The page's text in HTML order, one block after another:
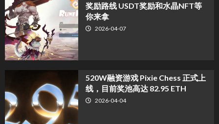
奖励路线 USDT奖励和水晶NFT等
你来拿
2026-04-07
520W融资游戏 Pixie Chess 正式上
线，目前奖池高达 82.95 ETH
2026-04-04